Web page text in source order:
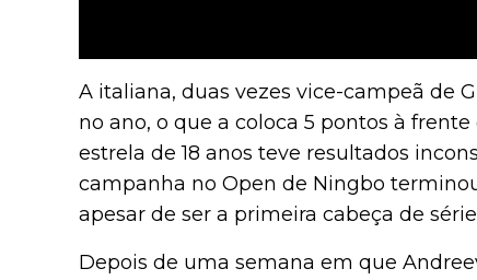
A italiana, duas vezes vice-campeã de
no ano, o que a coloca 5 pontos à
estrela de 18 anos teve resultados
campanha no Open de Ningbo
apesar de ser a primeira cabeça de
Depois de uma semana em que